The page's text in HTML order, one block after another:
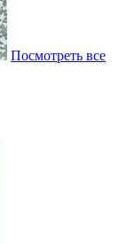
Посмотреть все